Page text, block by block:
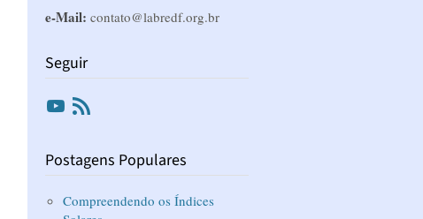
e-Mail: contato@labredf.org.br
Seguir
Youtube
Postagens Populares
Compreendendo os Índices